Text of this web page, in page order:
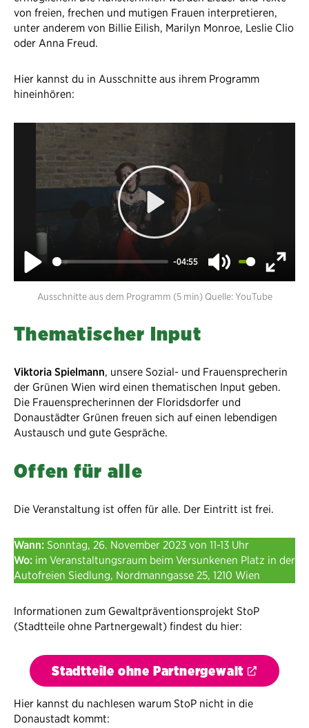
von freien, frechen und mutigen Frauen interpretieren,
unter anderem von Billie Eilish, Marilyn Monroe, Leslie Clio
oder Anna Freud.
Hier kannst du in Ausschnitte aus ihrem Programm
hineinhören:
Play
-04:55
Mute
Enter
Play
Ausschnitte aus dem Programm (5 min) Quelle: YouTube
Thematischer Input
Viktoria Spielmann, unsere Sozial- und Frauensprecherin
der Grünen Wien wird einen thematischen Input geben.
Die Frauensprecherinnen der Floridsdorfer und
Donaustädter Grünen freuen sich auf einen lebendigen
Austausch und gute Gespräche.
Offen für alle
Die Veranstaltung ist offen für alle. Der Eintritt ist frei.
Wann: Sonntag, 26. November 2023 von 11-13 Uhr
Wo: im Veranstaltungsraum beim Versunkenen Platz in der
Autofreien Siedlung, Nordmanngasse 25, 1210 Wien
Informationen zum Gewaltpräventionsprojekt StoP
(Stadtteile ohne Partnergewalt) findest du hier:
Stadtteile ohne Partnergewalt
Hier kannst du nachlesen warum StoP nicht in die
Donaustadt kommt: